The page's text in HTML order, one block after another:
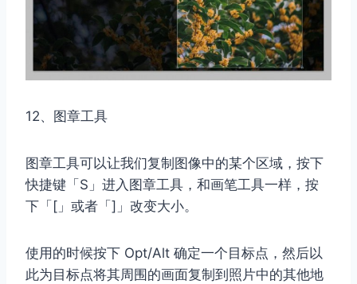
12、图章工具
图章工具可以让我们复制图像中的某个区域，按下
快捷键「S」进入图章工具，和画笔工具一样，按
下「[」或者「]」改变大小。
使用的时候按下 Opt/Alt 确定一个目标点，然后以
此为目标点将其周围的画面复制到照片中的其他地